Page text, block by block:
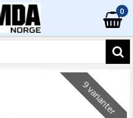
0
9 varianter